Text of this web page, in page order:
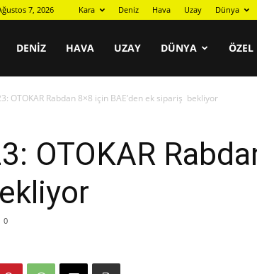
7, 2026 Kara Deniz Hava Uzay Dünya
DENIZ HAVA UZAY DÜNYA ÖZEL
OTOKAR Rabdan 8×8 için BAE’den ek sipariş bekliyor
OTOKAR
0